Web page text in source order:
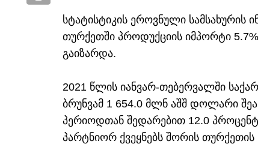
სტატისტიკის ეროვნული სამსახურის
თურქეთში პროდუქციის იმპორტი
გაიზარდა.
2021 წლის იანვარ-თებერვალში
ბრუნვამ 1 654.0 მლნ აშშ დოლარი
პერიოდთან შედარებით 12.0
პარტნიორ ქვეყნებს შორის თურქეთის